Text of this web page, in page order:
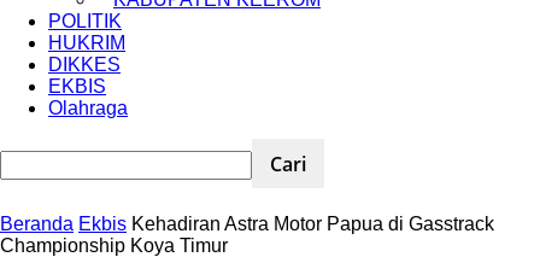
POLITIK
HUKRIM
DIKKES
EKBIS
Olahraga
Beranda Ekbis Kehadiran Astra Motor Papua di Gasstrack
Championship Koya Timur